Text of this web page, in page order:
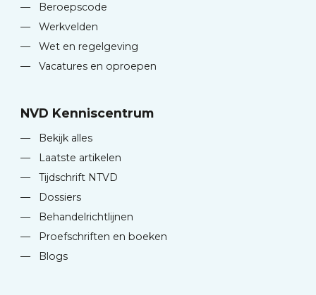
—
Beroepscode
—
Werkvelden
—
Wet en regelgeving
—
Vacatures en oproepen
NVD Kenniscentrum
—
Bekijk alles
—
Laatste artikelen
—
Tijdschrift NTVD
—
Dossiers
—
Behandelrichtlijnen
—
Proefschriften en boeken
—
Blogs